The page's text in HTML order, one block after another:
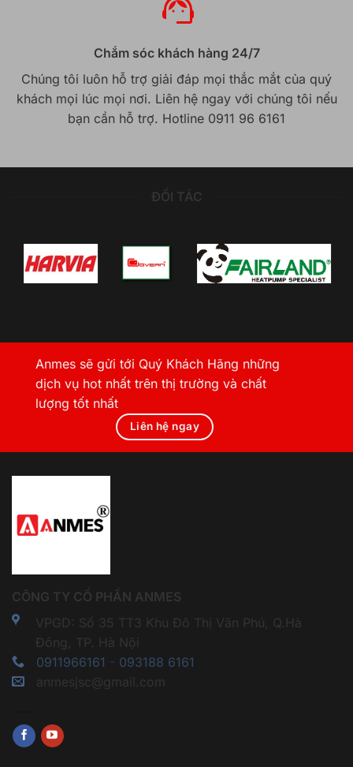
Chắm sóc khách hàng 24/7
Chúng tôi luôn hỗ trợ giải đáp mọi thắc mắt của quý
khách mọi lúc mọi nơi. Liên hệ ngay với chúng tôi nếu
bạn cần hỗ trợ. Hotline 0911 96 6161
ĐỐI TÁC
Anmes sẽ gửi tới Quý Khách Hãng những
dịch vụ hot nhất trên thị trường và chất
lượng tốt nhất
Liên hệ ngay
CÔNG TY CỔ PHẦN ANMES
VPGD: Số 35 TT3 Khu Đô Thị Văn Phú, Q.Hà
Đông, TP. Hà Nội
0911966161
093188 6161
anmesjsc@gmail.com